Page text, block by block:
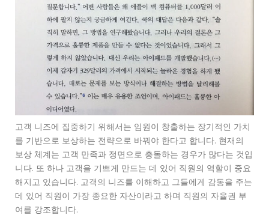
고객 니즈에 집중하기 위해서는 임원이 창출하는 장기적인 가치
를 기반으로 보상하는 전략으로 바꿔야 한다고 합니다. 현재의
보상 체계는 고객 만족과 정면으로 충돌하는 경우가 많다는 것입
니다. 또 하나 고객을 기쁘게 만드는 데 있어 직원의 역할이 중요
해지고 있습니다. 고객의 니즈를 이해하고 그들에게 감동을 주는
데 있어 직원이 가장 종요한 자산이라고 하며 직원의 자율권 부
여를 강조합니다.